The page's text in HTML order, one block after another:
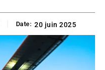
Date: 20 juin 2025